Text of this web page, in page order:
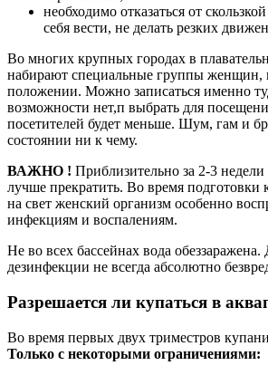
необходимо отказаться от
себя вести, не делать резких
Во многих крупных городах в
набирают специальные группы женщин,
положении. Можно записаться именно
возможности нет,п выбрать для
посетителей будет меньше. Шум, гам и
состоянии ни к чему.
ВАЖНО ! Приблизительно за 2-3 недели
лучше прекратить. Во время
на свет женский организм особенно
инфекциям и воспалениям.
Не во всех бассейнах вода обеззаражена.
дезинфекции не всегда абсолютно
Разрешается ли купаться в
Во время первых двух триместров
Только с некоторыми ограничениями: